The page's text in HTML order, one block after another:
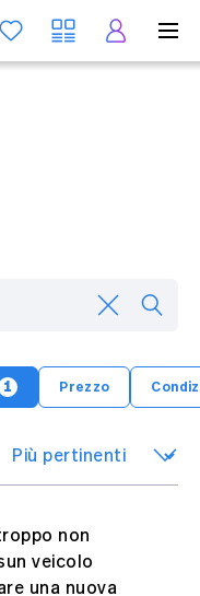
1 Prezzo
non
veicolo
una nuova